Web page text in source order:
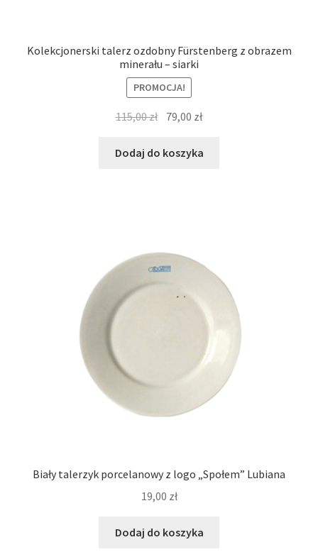
Kolekcjonerski talerz ozdobny Fürstenberg z obrazem
minerału – siarki
PROMOCJA!
115,00zł Pierwotna
wynosiła:
79,00 złAktualna
wynosi:
Dodaj do koszyka
Biały talerzyk porcelanowy z logo „Społem” Lubiana
19,00 zł
Dodaj do koszyka